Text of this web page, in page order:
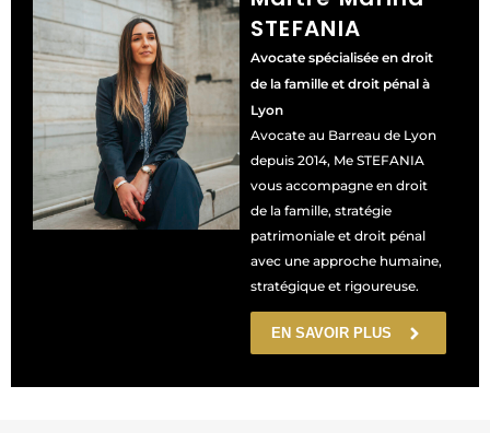
STEFANIA
Avocate spécialisée en droit
de la famille et droit pénal à
Lyon
Avocate au Barreau de Lyon
depuis 2014, Me STEFANIA
vous accompagne en droit
de la famille, stratégie
patrimoniale et droit pénal
avec une approche humaine,
stratégique et rigoureuse.
EN SAVOIR PLUS